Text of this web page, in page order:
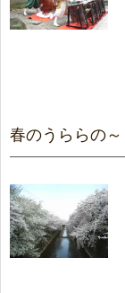
春のうららの～